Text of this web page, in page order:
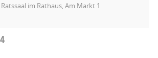
Ratssaal im Rathaus, Am Markt 1